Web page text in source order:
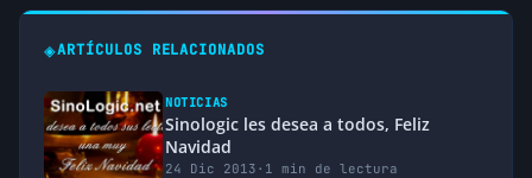
◈ARTÍCULOS RELACIONADOS
NOTICIAS
Sinologic les desea a todos, Feliz
Navidad
24 Dic 2013 · 1 min de lectura